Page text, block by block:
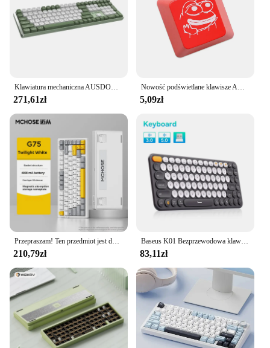
designed to be gentle on the prosthetic surface,
minimizing the risk of damage. With the osa smużak
set, you can maintain the cleanliness and hygiene of
your prosthetics with confidence, knowing that you
are using a product that is both effective and safe.
Klawiatura mechaniczna AUSDOM Hola111 111 pełny klucz TTC nasadki na klawisze z PBT 2.4G bezprzewodowy klawiatura biurowa do gier e-sports do komputera Windows PC
271,61zł
Nowość podświetlane klawisze ABS wytrawione podświetlane czarne czerwone r1 ESC Sad Frog THX meme internetowe trendy
5,09zł
Przepraszam! Ten przedmiot jest dostępny z magazynu!
210,79zł
Baseus K01 Bezprzewodowa klawiatura Bluetooth do MacBooka do iPada Air Pro PC Tablet Laptop 84-klawiszowa szczupła trzytrybowa cicha klawiatura 2.4G
83,11zł